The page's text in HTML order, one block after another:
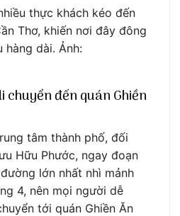
thực khách kéo đến
Thơ, khiến nơi đây đông
hàng dài. Ảnh:
chuyển đến quán Ghiền
tâm thành phố, đối
Hữu Phước, ngay đoạn
lớn nhất nhì mảnh
4, nên mọi người dễ
tới quán Ghiền Ăn